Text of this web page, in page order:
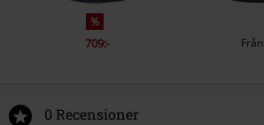
%
709:- Från
0 Recensioner